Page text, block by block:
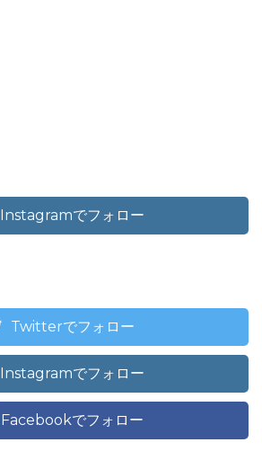
Instagramでフォロー
Twitterでフォロー
Instagramでフォロー
Facebookでフォロー